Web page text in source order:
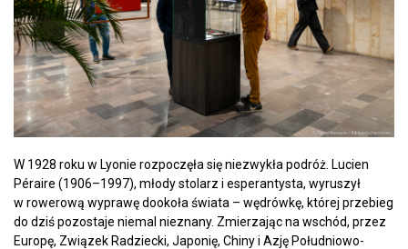
W 1928 roku w Lyonie rozpoczęła się niezwykła podróż. Lucien
Péraire (1906–1997), młody stolarz i esperantysta, wyruszył
w rowerową wyprawę dookoła świata – wędrówkę, której przebieg
do dziś pozostaje niemal nieznany. Zmierzając na wschód, przez
Europę, Związek Radziecki, Japonię, Chiny i Azję Południowo-